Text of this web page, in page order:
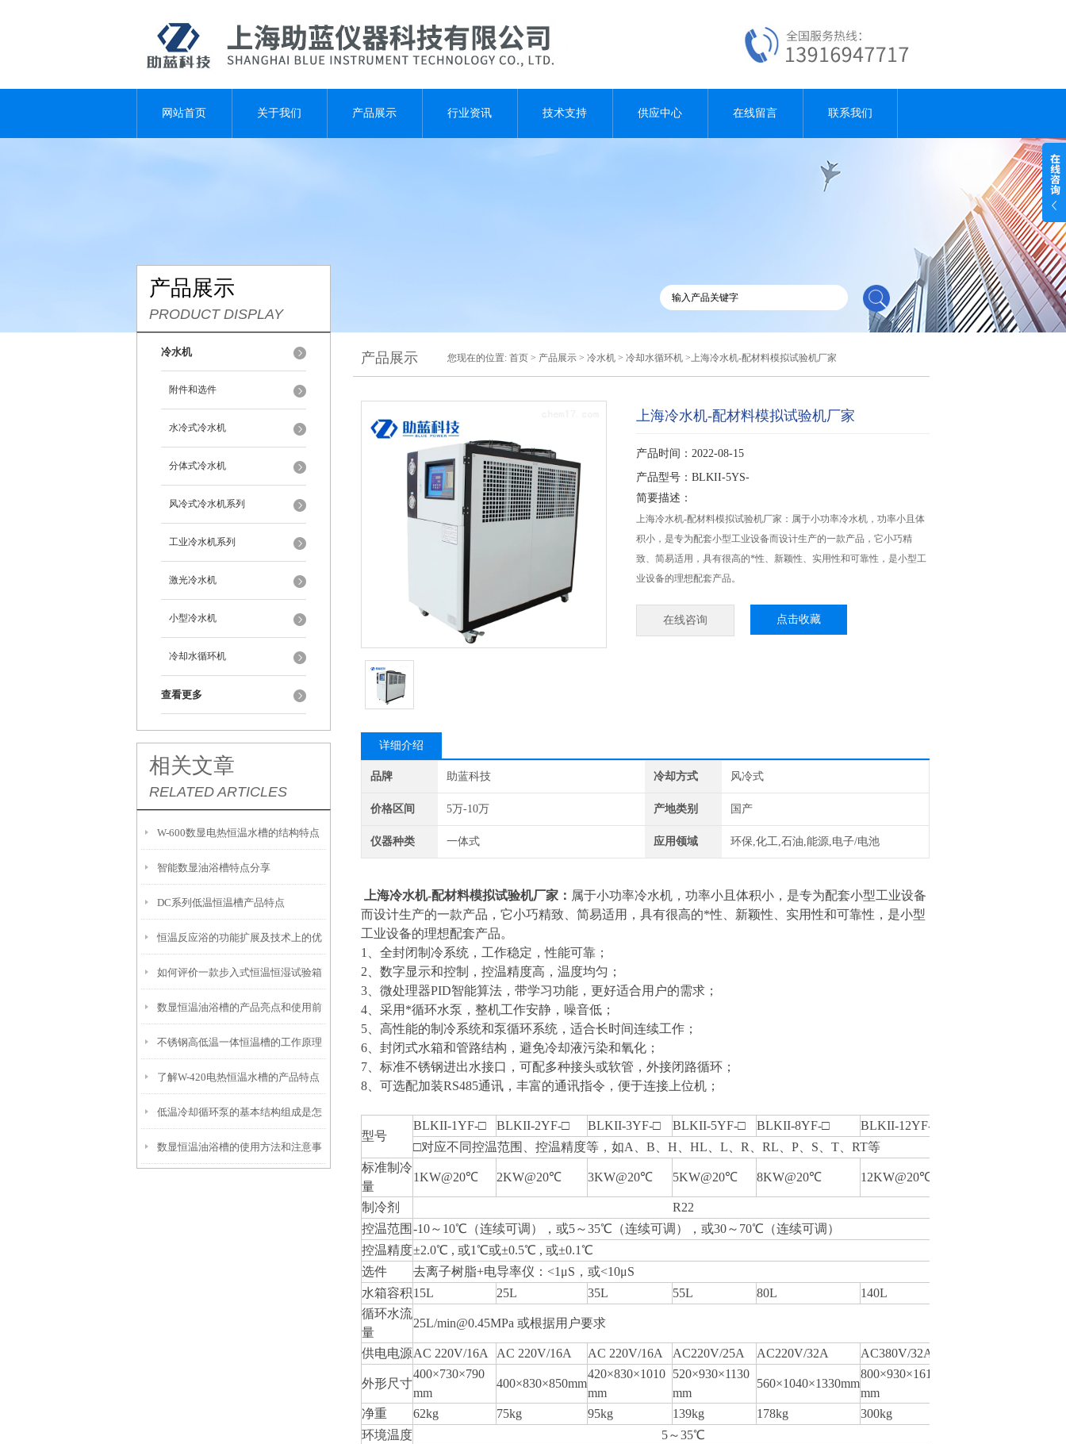
网站首页 关于我们 产品展示 行业资讯 技术支持 供应中心 在线留言 联系我们
产品展示
PRODUCT DISPLAY
冷水机
附件和选件
水冷式冷水机
分体式冷水机
风冷式冷水机系列
工业冷水机系列
激光冷水机
小型冷水机
冷却水循环机
查看更多
相关文章
RELATED ARTICLES
W-600数显电热恒温水槽的结构特点
与注意事项
智能数显油浴槽特点分享
DC系列低温恒温槽产品特点
恒温反应浴的功能扩展及技术上的优
势
如何评价一款步入式恒温恒湿试验箱
的好坏？
数显恒温油浴槽的产品亮点和使用前
安全须知
不锈钢高低温一体恒温槽的工作原理
和控制系统介绍
了解W-420电热恒温水槽的产品特点
及如何使用它
低温冷却循环泵的基本结构组成是怎
样的？
数显恒温油浴槽的使用方法和注意事
产品展示 您现在的位置: 首页 > 产品展示 > 冷水机 > 冷却水循环机 >上海冷水机-配材料模拟试验机厂家
上海冷水机-配材料模拟试验机厂家
产品时间：2022-08-15
产品型号：BLKII-5YS-
简要描述：
上海冷水机-配材料模拟试验机厂家：属于小功率冷水机，功率小且体
积小，是专为配套小型工业设备而设计生产的一款产品，它小巧精
致、简易适用，具有很高的*性、新颖性、实用性和可靠性，是小型工
业设备的理想配套产品。
在线咨询 点击收藏
详细介绍
品牌 助蓝科技 冷却方式 风冷式
价格区间 5万-10万 产地类别 国产
仪器种类 一体式 应用领域 环保,化工,石油,能源,电子/电池
上海冷水机-配材料模拟试验机厂家 ： 属于小功率冷水机，功率小且体积小，是专为配套小型工业设备
而设计生产的一款产品，它小巧精致、简易适用，具有很高的*性、新颖性、实用性和可靠性，是小型
工业设备的理想配套产品。
1、全封闭制冷系统，工作稳定，性能可靠；
2、数字显示和控制，控温精度高，温度均匀；
3、微处理器PID智能算法，带学习功能，更好适合用户的需求；
4、采用*循环水泵，整机工作安静，噪音低；
5、高性能的制冷系统和泵循环系统，适合长时间连续工作；
6、封闭式水箱和管路结构，避免冷却液污染和氧化；
7、标准不锈钢进出水接口，可配多种接头或软管，外接闭路循环；
8、可选配加装RS485通讯，丰富的通讯指令，便于连接上位机；
型号
BLKII-1YF-□ BLKII-2YF-□ BLKII-3YF-□ BLKII-5YF-□ BLKII-8YF-□
BLKII-12YF-□
□对应不同控温范围、控温精度等，如A、B、H、HL、L、R、RL、P、S、T、RT等
标准制冷
量
1KW@20℃ 2KW@20℃ 3KW@20℃ 5KW@20℃ 8KW@20℃ 12KW@20℃
制冷剂
R22
控温范围 -10～10℃（连续可调），或5～35℃（连续可调），或30～70℃（连续可调）
控温精度±2.0℃ , 或1℃或±0.5℃ , 或±0.1℃
选件
去离子树脂+电导率仪：<1μS，或<10μS
水箱容积15L 25L 35L 55L 80L
140L
循环水流
量
25L/min@0.45MPa 或根据用户要求
供电电源AC 220V/16A AC 220V/16A AC 220V/16A AC220V/25A AC220V/32A AC380V/32A
外形尺寸
400×730×790
mm
400×830×850mm
420×830×1010
mm
520×930×1130
mm
560×1040×1330mm
800×930×1610
mm
净重
62kg 75kg 95kg 139kg 178kg
300kg
环境温度
5～35℃